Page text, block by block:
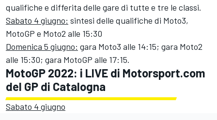
qualifiche e differita delle gare di tutte e tre le classi.
Sabato 4 giugno: sintesi delle qualifiche di Moto3,
MotoGP e Moto2 alle 15:30
Domenica 5 giugno: gara Moto3 alle 14:15; gara Moto2
alle 15:30; gara MotoGP alle 17:15.
MotoGP 2022: i LIVE di Motorsport.com
del GP di Catalogna
Sabato 4 giugno